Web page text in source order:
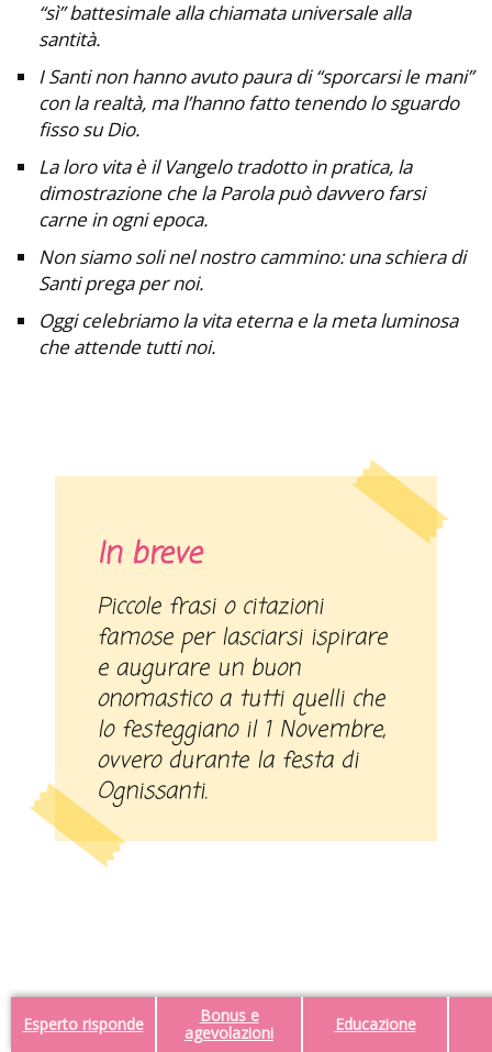
Esperto risponde
Bonus e
agevolazioni
Educazione
“sì” battesimale alla chiamata universale alla
santità.
I Santi non hanno avuto paura di “sporcarsi le mani”
con la realtà, ma l’hanno fatto tenendo lo sguardo
fisso su Dio.
La loro vita è il Vangelo tradotto in pratica, la
dimostrazione che la Parola può davvero farsi
carne in ogni epoca.
Non siamo soli nel nostro cammino: una schiera di
Santi prega per noi.
Oggi celebriamo la vita eterna e la meta luminosa
che attende tutti noi.
In breve
Piccole frasi o citazioni
famose per lasciarsi ispirare
e augurare un buon
onomastico a tutti quelli che
lo festeggiano il 1 Novembre,
ovvero durante la festa di
Ognissanti.